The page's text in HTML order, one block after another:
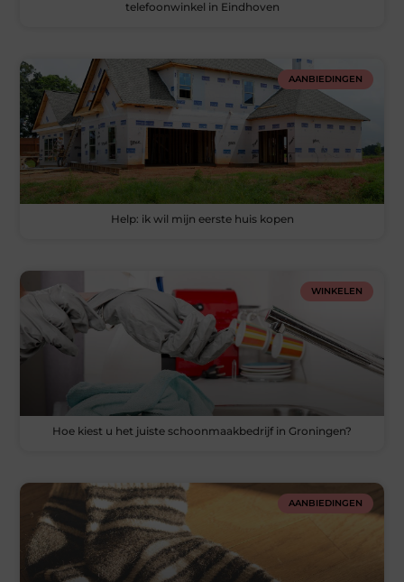
telefoonwinkel in Eindhoven
AANBIEDINGEN
Help: ik wil mijn eerste huis kopen
WINKELEN
Hoe kiest u het juiste schoonmaakbedrijf in Groningen?
AANBIEDINGEN